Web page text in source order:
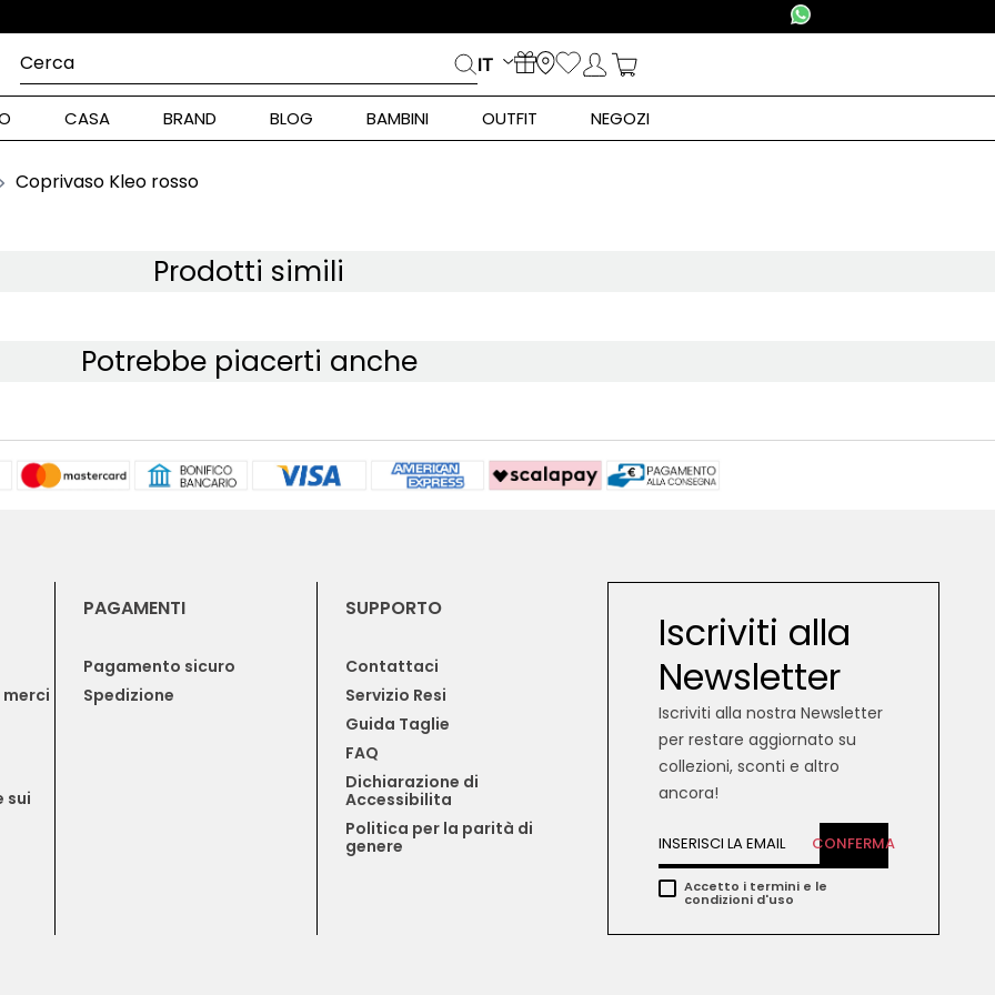
Cerca
IT
CASA BRAND BLOG BAMBINI OUTFIT NEGOZI
Coprivaso Kleo rosso
Prodotti simili
Potrebbe piacerti anche
sui
PAGAMENTI
Pagamento sicuro
Spedizione
SUPPORTO
Contattaci
Servizio Resi
Guida Taglie
FAQ
Dichiarazione di
Accessibilita
Politica per la parità di
genere
Iscriviti alla
Newsletter
Iscriviti alla nostra Newsletter
per restare aggiornato su
collezioni, sconti e altro
ancora!
CONFERMA
Accetto i termini e le
condizioni d'uso
FREQUENTI
Lauren